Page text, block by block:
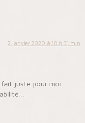
2 janvier 2020 à 10 h 31 min
juste pour moi.